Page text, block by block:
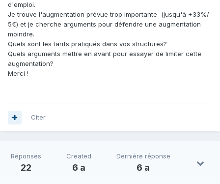
d'emploi.
Je trouve l'augmentation prévue trop importante (jusqu'à +33%/
5€) et je cherche arguments pour défendre une augmentation
moindre.
Quels sont les tarifs pratiqués dans vos structures?
Quels arguments mettre en avant pour essayer de limiter cette
augmentation?
Merci !
Citer
Réponses
22
Created
6 a
Dernière réponse
6 a